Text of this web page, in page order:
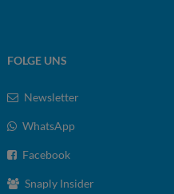
FOLGE UNS
Newsletter
WhatsApp
Facebook
Snaply Insider